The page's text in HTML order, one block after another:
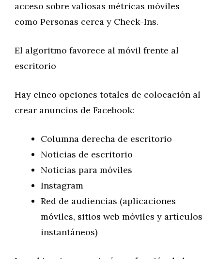
acceso sobre valiosas métricas móviles
como Personas cerca y Check-Ins.
El algoritmo favorece al móvil frente al
escritorio
Hay cinco opciones totales de colocación al
crear anuncios de Facebook:
Columna derecha de escritorio
Noticias de escritorio
Noticias para móviles
Instagram
Red de audiencias (aplicaciones
móviles, sitios web móviles y artículos
instantáneos)